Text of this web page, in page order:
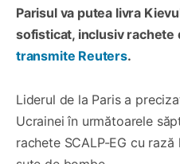
Parisul va putea livra
sofisticat, inclusiv rachete
transmite Reuters.
Liderul de la Paris a
Ucrainei în următoarele
rachete SCALP-EG cu